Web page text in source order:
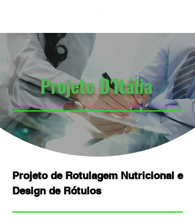
Projeto D'Itália
Projeto de Rotulagem Nutricional e
Design de Rótulos